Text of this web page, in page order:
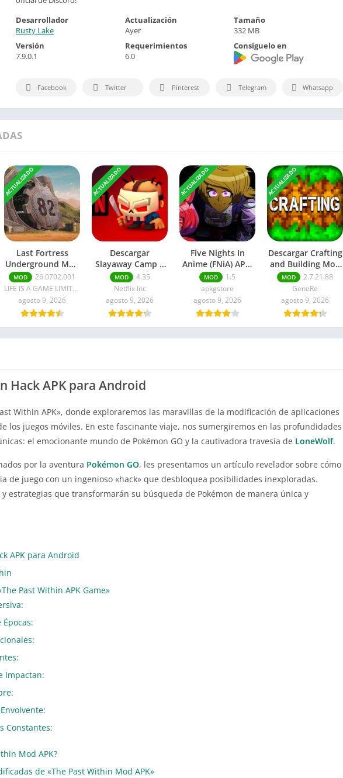
Desarrollador
Rusty Lake
Actualización
Ayer
Tamaño
332 MB
Versión
7.9.0.1
Requerimientos
6.0
Consíguelo en
Facebook Twitter Pinterest Telegram Whatsapp
ACTUALIZADO
Last Fortress
Underground Mod
APK Última
versión
MOD
26.0702.001
LIFE IS A GAME LIMITED
agosto 9, 2026
ACTUALIZADO
Descargar
Slayaway Camp 2
Mod APK Para
Android
MOD
4.35
Netflix Inc
agosto 9, 2026
ACTUALIZADO
Five Nights In
Anime (FNiA) APK:
Remastered
MOD
1.5
apkgstore
agosto 9, 2026
ACTUALIZADO
Descargar Crafting
and Building Mod
APK Dinero
ilimitado
MOD
2.7.21.88
GeneRe
agosto 9, 2026
Hack APK para Android
Within APK», donde exploraremos las maravillas de la modificación de aplicaciones
los juegos móviles. En este fascinante viaje, nos sumergiremos en las profundidades
el emocionante mundo de Pokémon GO y la cautivadora travesía de LoneWolf.
por la aventura Pokémon GO, les presentamos un artículo revelador sobre cómo
de juego con un ingenioso «hack» que desbloquea posibilidades inexploradas.
estrategias que transformarán su búsqueda de Pokémon de manera única y
APK para Android
Past Within APK Game»
Impactan:
Constantes:
Mod APK?
de «The Past Within Mod APK»